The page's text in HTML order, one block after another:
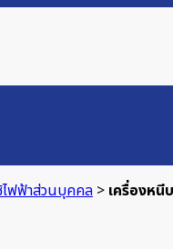
ไฟฟ้าส่วนบุคคล > เครื่องหนี